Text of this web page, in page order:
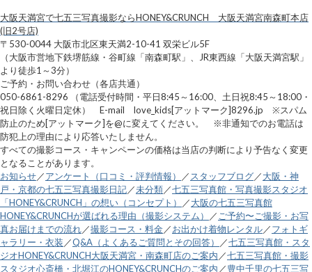
大阪天満宮で七五三写真撮影ならHONEY&CRUNCH 大阪天満宮南森町本店
(旧2号店)
〒530-0044 大阪市北区東天満2-10-41 双栄ビル5F
（大阪市営地下鉄堺筋線・谷町線「南森町駅」、JR東西線「大阪天満宮駅」
より徒歩1～3分）
ご予約・お問い合わせ（各店共通）
050-6861-8296 （電話受付時間・平日8:45～16:00、土日祝8:45～18:00・
祝日除く火曜日定休） E-mail love_kids[アットマーク]8296.jp ※スパム
防止のため[アットマーク]を@に変えてください。 ※非通知でのお電話は
防犯上の理由により応答いたしません。
すべての撮影コース・キャンペーンの価格は当店の判断により予告なく変更
となることがあります。
お知らせ／アンケート（口コミ・評判情報） ／ スタッフブログ／大阪・神
戸・京都の七五三写真撮影日記／未分類／七五三写真館・写真撮影スタジオ
「HONEY&CRUNCH」の想い（コンセプト）
／大阪の七五三写真館
HONEY&CRUNCHが選ばれる理由（撮影システム）
／ ご予約〜ご撮影・お写
真お届けまでの流れ／撮影コース・料金／お出かけ着物レンタル／フォトギ
ャラリー・衣装 ／Q&A（よくあるご質問とその回答） ／七五三写真館・スタ
ジオHONEY&CRUNCH大阪天満宮・南森町店のご案内 ／七五三写真館・撮影
スタジオ心斎橋・北堀江のHONEY&CRUNCHのご案内 ／豊中千里の七五三写